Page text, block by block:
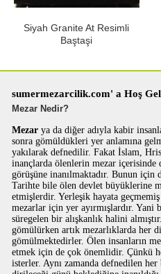
Siyah Granite At Resimli
Baştaşi
sumermezarcilik.com' a Hoş
Mezar Nedir?
Mezar ya da diğer adıyla kabir
sonra gömüldükleri yer anlamına
yakılarak defnedilir. Fakat İslam,
inançlarda ölenlerin mezar
görüşüne inanılmaktadır. Bunun
Tarihte bile ölen devlet büyüklerine
etmişlerdir. Yerleşik hayata
mezarlar için yer ayırmışlardır. Yani
süregelen bir alışkanlık halini
gömülürken artık mezarlıklarda her
gömülmektedirler. Ölen insanların
etmek için de çok önemlidir. Çünkü
isterler. Aynı zamanda defnedilen